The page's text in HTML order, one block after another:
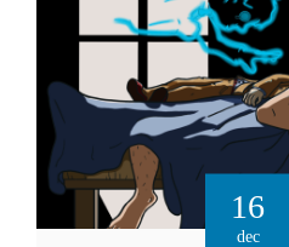
16
dec